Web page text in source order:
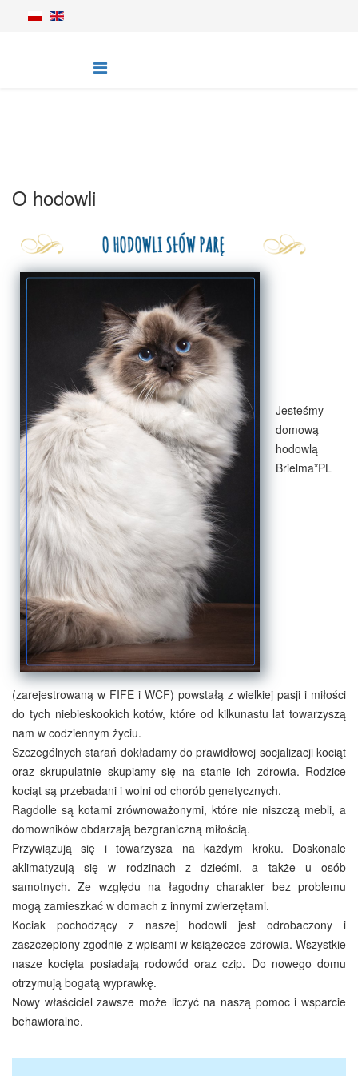
O hodowli
Jesteśmy
domową
hodowlą
Brielma*PL
(zarejestrowaną w FIFE i WCF) powstałą z wielkiej pasji i miłości
do tych niebieskookich kotów, które od kilkunastu lat towarzyszą
nam w codziennym życiu.
Szczególnych starań dokładamy do prawidłowej socjalizacji kociąt
oraz skrupulatnie skupiamy się na stanie ich zdrowia. Rodzice
kociąt są przebadani i wolni od chorób genetycznych.
Ragdolle są kotami zrównoważonymi, które nie niszczą mebli, a
domowników obdarzają bezgraniczną miłością.
Przywiązują się i towarzysza na każdym kroku. Doskonale
aklimatyzują się w rodzinach z dziećmi, a także u osób
samotnych. Ze względu na łagodny charakter bez problemu
mogą zamieszkać w domach z innymi zwierzętami.
Kociak pochodzący z naszej hodowli jest odrobaczony i
zaszczepiony zgodnie z wpisami w książeczce zdrowia. Wszystkie
nasze kocięta posiadają rodowód oraz czip. Do nowego domu
otrzymują bogatą wyprawkę.
Nowy właściciel zawsze może liczyć na naszą pomoc i wsparcie
behawioralne.